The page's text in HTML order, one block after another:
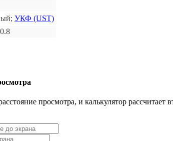
УКФ (UST)
просмотра, и калькулятор